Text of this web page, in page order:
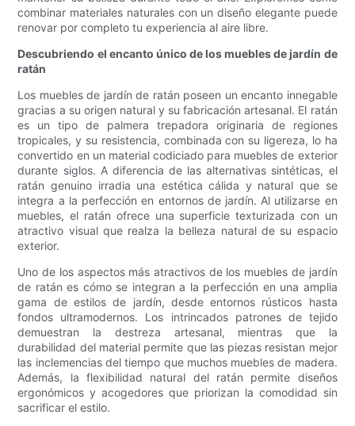
combinar materiales naturales con un diseño elegante puede
renovar por completo tu experiencia al aire libre.
Descubriendo el encanto único de los muebles de jardín de
ratán
Los muebles de jardín de ratán poseen un encanto innegable
gracias a su origen natural y su fabricación artesanal. El ratán
es un tipo de palmera trepadora originaria de regiones
tropicales, y su resistencia, combinada con su ligereza, lo ha
convertido en un material codiciado para muebles de exterior
durante siglos. A diferencia de las alternativas sintéticas, el
ratán genuino irradia una estética cálida y natural que se
integra a la perfección en entornos de jardín. Al utilizarse en
muebles, el ratán ofrece una superficie texturizada con un
atractivo visual que realza la belleza natural de su espacio
exterior.
Uno de los aspectos más atractivos de los muebles de jardín
de ratán es cómo se integran a la perfección en una amplia
gama de estilos de jardín, desde entornos rústicos hasta
fondos ultramodernos. Los intrincados patrones de tejido
demuestran la destreza artesanal, mientras que la
durabilidad del material permite que las piezas resistan mejor
las inclemencias del tiempo que muchos muebles de madera.
Además, la flexibilidad natural del ratán permite diseños
ergonómicos y acogedores que priorizan la comodidad sin
sacrificar el estilo.